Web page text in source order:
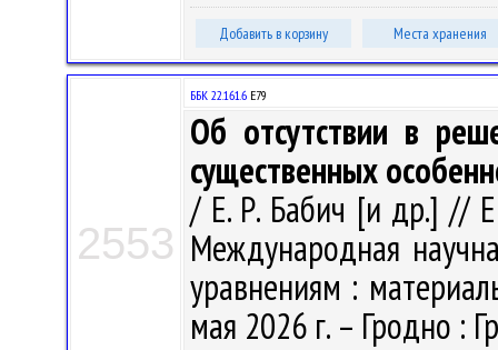
Добавить в корзину Места хранения
2553
ББК 22.161.6 Е79
Об отсутствии в
существенных
/ Е. Р. Бабич [и др.] //
Международная
уравнениям :
мая 2026 г. – Гродно :